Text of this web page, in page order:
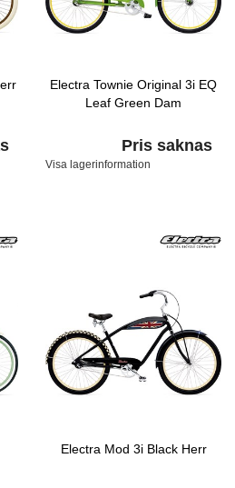
Electra Townie Original 3i EQ
Leaf Green Dam
Pris saknas
Visa lagerinformation
Electra Mod 3i Black Herr